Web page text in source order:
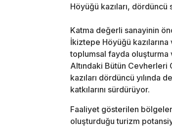
Höyüğü kazıları,
Katma değerli sanayinin
İkiztepe Höyüğü
toplumsal fayda oluşturma
Altındaki Bütün Cevherleri
kazıları dördüncü yılında
katkılarını sürdürüyor.
Faaliyet gösterilen
oluşturduğu turizm